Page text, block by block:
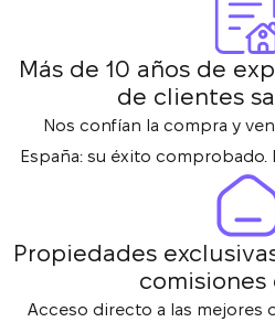
Más de 10 años de
de clientes
Nos confían la compra y
España: su éxito comprobado.
Propiedades
comisiones
Acceso directo a las mejores